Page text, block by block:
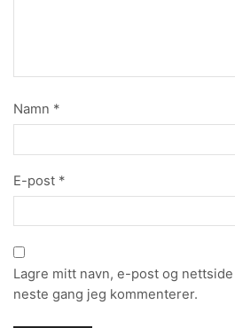
Namn *
E-post *
Lagre mitt navn, e-post og
neste gang jeg kommenterer.